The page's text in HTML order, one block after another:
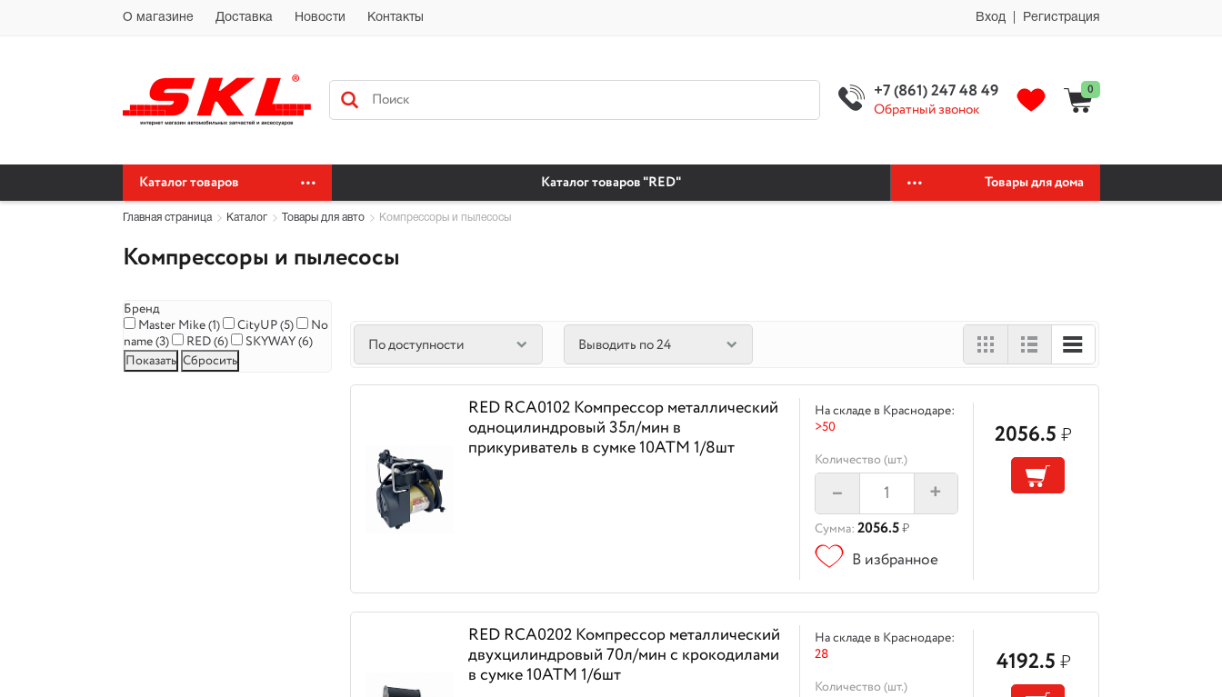
Автохимия Краснодар Доставка доставка по Краснодарскому краю бесплатная доставка бытовая химия автомобильные масла магазин автохимии автохимия официальный сайт автохимии автохимия официальный
сайт автохимия оптомО магазине Доставка Новости Контакты Вход | Регистрация
+7 (861) 247 48 49
Обратный звонок
0
Каталог товаров Каталог товаров "RED" Товары для дома
Главная страница Каталог Товары для авто Компрессоры и пылесосы
Компрессоры и пылесосы
Бренд
Master Mike (1) CityUP (5)
No
name (3) RED (6) SKYWAY (6) По доступности Выводить по 24
RED RCA0102 Компрессор металлический
одноцилиндровый 35л/мин в
прикуриватель в сумке 10АТМ 1/8шт
На складе в Краснодаре:
>50
Количество (шт.)
– +
Сумма: 2056.5₽
В избранное
2056.5₽
RED RCA0202 Компрессор металлический
двухцилиндровый 70л/мин с крокодилами
в сумке 10АТМ 1/6шт
На складе в Краснодаре:
28
Количество (шт.)
4192.5 ₽